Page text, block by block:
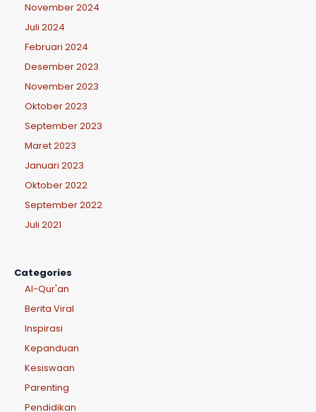
November 2024
Juli 2024
Februari 2024
Desember 2023
November 2023
Oktober 2023
September 2023
Maret 2023
Januari 2023
Oktober 2022
September 2022
Juli 2021
Categories
Al-Qur'an
Berita Viral
Inspirasi
Kepanduan
Kesiswaan
Parenting
Pendidikan